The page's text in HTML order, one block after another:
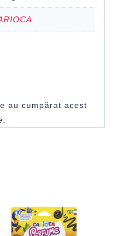
au cumpărat acest